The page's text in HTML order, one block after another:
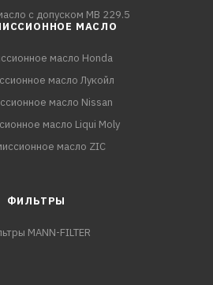
с допуском MB 229.5
МАСЛО
масло Honda
масло Лукойл
масло Nissan
масло Liqui Moly
масло ZIC
ФИЛЬТРЫ
MANN-FILTER